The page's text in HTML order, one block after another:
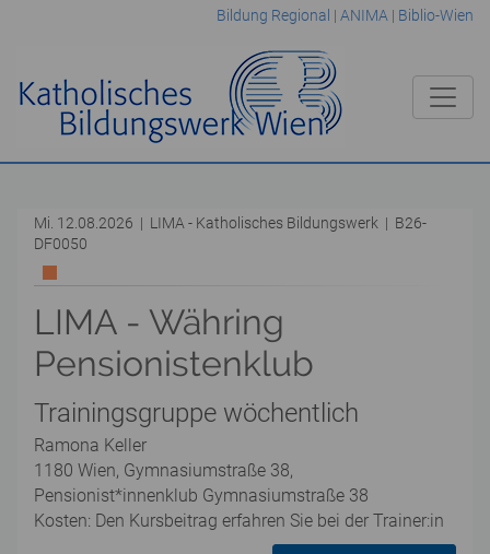
Bildung Regional | ANIMA | Biblio-Wien
Mi. 12.08.2026 | LIMA - Katholisches Bildungswerk | B26-
DF0050
LIMA - Währing
Pensionistenklub
Trainingsgruppe wöchentlich
Ramona Keller
1180 Wien, Gymnasiumstraße 38,
Pensionist*innenklub Gymnasiumstraße 38
Kosten: Den Kursbeitrag erfahren Sie bei der Trainer:in